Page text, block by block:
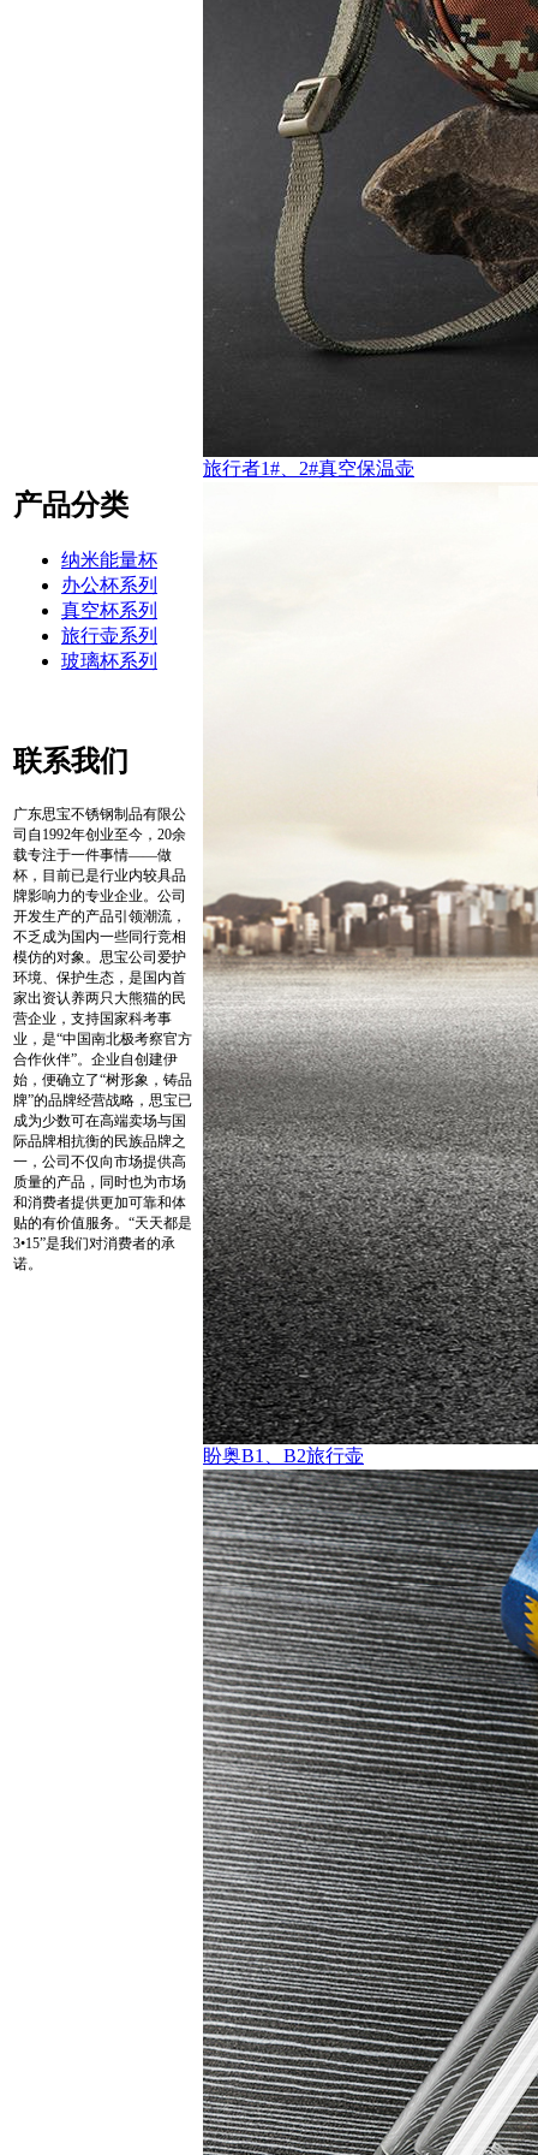
产品分类
纳米能量杯
办公杯系列
真空杯系列
旅行壶系列
玻璃杯系列
联系我们
广东思宝不锈钢制品有限公
司自1992年创业至今，20余
载专注于一件事情——做
杯，目前已是行业内较具品
牌影响力的专业企业。公司
开发生产的产品引领潮流，
不乏成为国内一些同行竞相
模仿的对象。思宝公司爱护
环境、保护生态，是国内首
家出资认养两只大熊猫的民
营企业，支持国家科考事
业，是“中国南北极考察官方
合作伙伴”。企业自创建伊
始，便确立了“树形象，铸品
牌”的品牌经营战略，思宝已
成为少数可在高端卖场与国
际品牌相抗衡的民族品牌之
一，公司不仅向市场提供高
质量的产品，同时也为市场
和消费者提供更加可靠和体
贴的有价值服务。“天天都是
3•15”是我们对消费者的承
诺。
旅行者1#、2#真空保温壶
盼奥B1、B2旅行壶